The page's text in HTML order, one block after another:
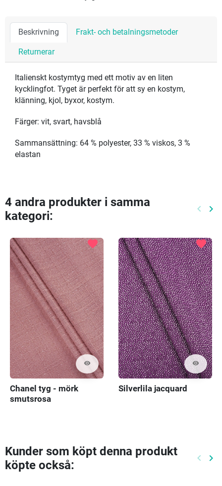
Beskrivning Frakt- och betalningsmetoder
Returnerar
Italienskt kostymtyg med ett motiv av en liten
kycklingfot. Tyget är perfekt för att sy en kostym,
klänning, kjol, byxor, kostym.
Färger: vit, svart, havsblå
Sammansättning: 64 % polyester, 33 % viskos, 3 %
elastan
4 andra produkter i samma
kategori:
keyboard_arrow_left keyboard_arrow_right
visibility
favorite
Chanel tyg - mörk
smutsrosa
visibility
favorite
Silverlila jacquard
Kunder som köpt denna produkt
köpte också:
keyboard_arrow_left keyboard_arrow_right